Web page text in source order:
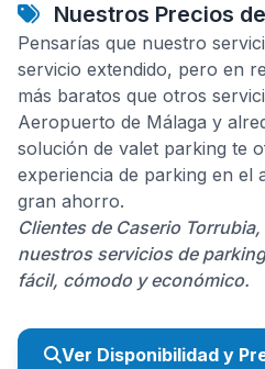
Nuestros Precios
Pensarías que nuestro
servicio extendido, pero en
más baratos que otros
Aeropuerto de Málaga y
solución de valet parking te
experiencia de parking en
gran ahorro.
Clientes de Caserio
nuestros servicios de
fácil, cómodo y económico.
Ver Disponibilidad y